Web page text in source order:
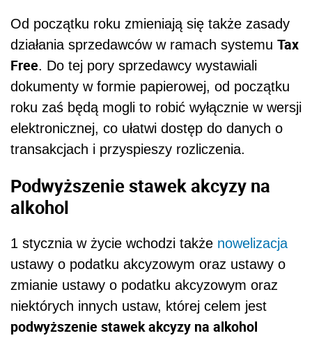
Od początku roku zmieniają się także zasady
działania sprzedawców w ramach systemu Tax
Free. Do tej pory sprzedawcy wystawiali
dokumenty w formie papierowej, od początku
roku zaś będą mogli to robić wyłącznie w wersji
elektronicznej, co ułatwi dostęp do danych o
transakcjach i przyspieszy rozliczenia.
Podwyższenie stawek akcyzy na
alkohol
1 stycznia w życie wchodzi także nowelizacja
ustawy o podatku akcyzowym oraz ustawy o
zmianie ustawy o podatku akcyzowym oraz
niektórych innych ustaw, której celem jest
podwyższenie stawek akcyzy na alkohol